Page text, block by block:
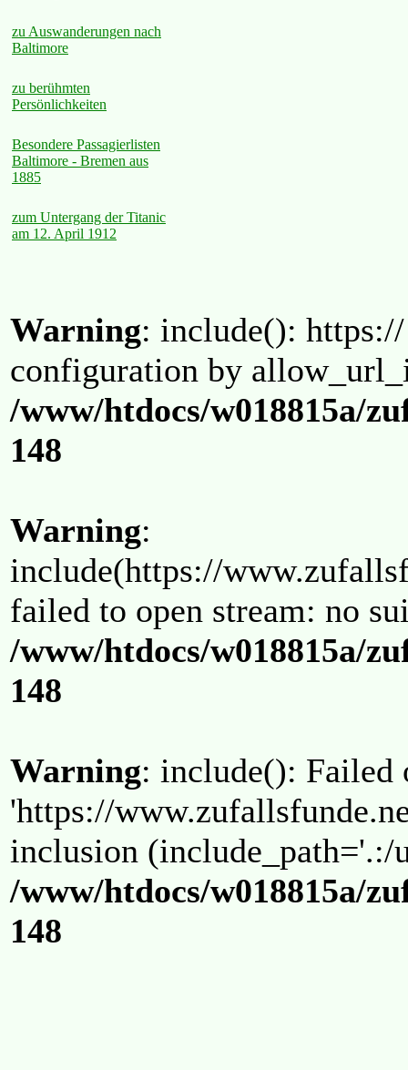
zu Auswanderungen nach
Baltimore
zu berühmten
Persönlichkeiten
Besondere Passagierlisten
Baltimore - Bremen aus
1885
zum Untergang der Titanic
am 12. April 1912
Warning: include():
configuration by
/www/htdocs/w018815a/
148
Warning:
include(https://
failed to open stream: no
/www/htdocs/w018815a/
148
Warning: include(): Failed
'https://
inclusion (include_path='.:/
/www/htdocs/w018815a/
148